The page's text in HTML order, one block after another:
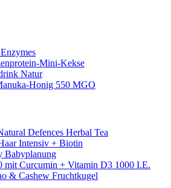
Mini-Kekse
Natur
Honig 550 MGO
Defences Herbal Tea
Intensiv + Biotin
Babyplanung
mit Curcumin + Vitamin D3 1000 I.E.
& Cashew Fruchtkugel